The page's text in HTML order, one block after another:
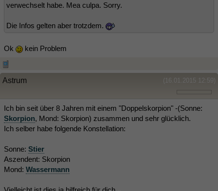
verwechselt habe. Mea culpa. Sorry.
Die Infos gelten aber trotzdem.
Ok kein Problem
(16.01.2015 12:59)
Astrum
Ich bin seit über 8 Jahren mit einem "Doppelskorpion" -(Sonne:
Skorpion, Mond: Skorpion) zusammen und sehr glücklich.
Ich selber habe folgende Konstellation:
Sonne: Stier
Aszendent: Skorpion
Mond: Wassermann